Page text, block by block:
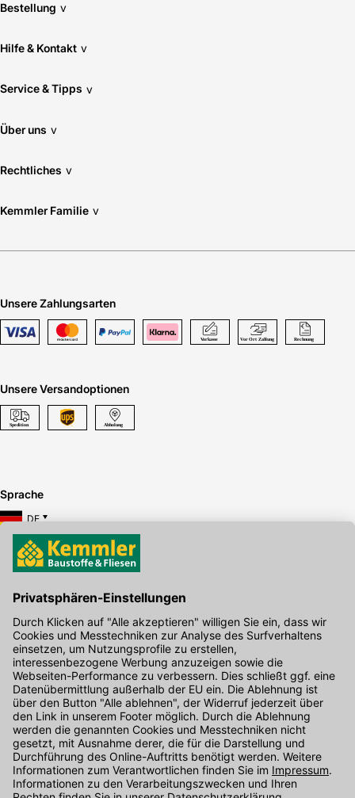
Bestellung v
Hilfe & Kontakt v
Service & Tipps v
Über uns v
Rechtliches v
Kemmler Familie v
Unsere Zahlungsarten
Unsere Versandoptionen
Sprache
DE
Hier gibt's die kostenlose App
Kontakt
Unser Onlineshop Team ist montags bis freitags von 08:00 - 17:00
Uhr unter der Telefonnummer07071 / 151-151für Sie erreichbar.
Alternativ können Sie unser Kontaktformular nutzen.